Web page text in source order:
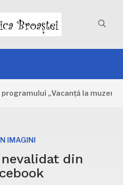
„Vacanță la muzeu”
IMAGINI
din